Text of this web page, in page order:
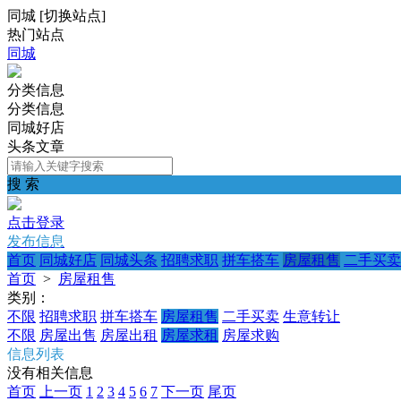
同城 [切换站点]
热门站点
同城
分类信息
分类信息
同城好店
头条文章
搜 索
点击登录
发布信息
首页 同城好店 同城头条 招聘求职 拼车搭车 房屋租售 二手买卖
首页 > 房屋租售
类别：
不限 招聘求职 拼车搭车 房屋租售 二手买卖 生意转让
不限 房屋出售 房屋出租 房屋求租 房屋求购
信息列表
没有相关信息
首页
上一页 1 2 3 4 5 6 7 下一页 尾页